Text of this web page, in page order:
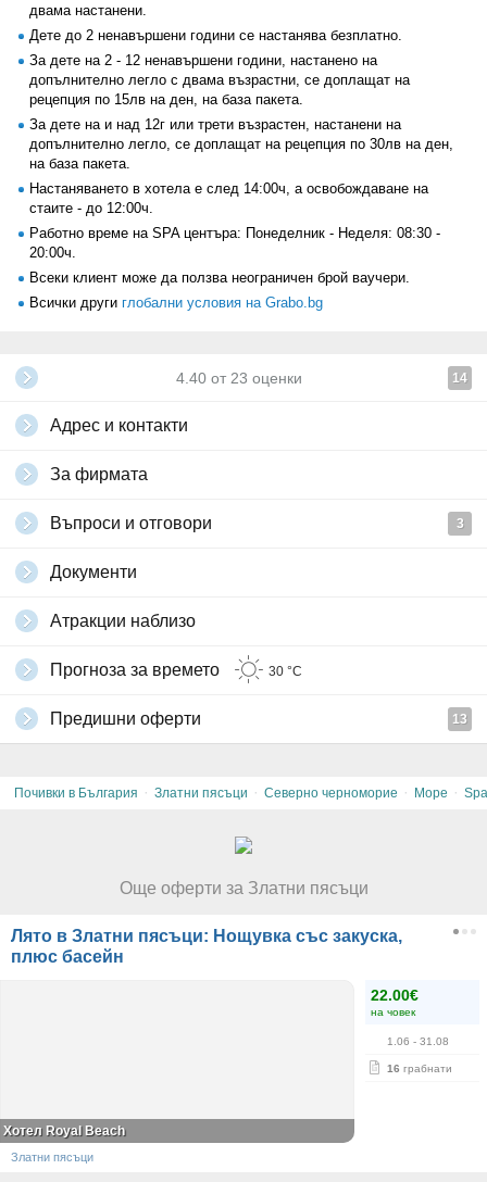
двама настанени.
Дете до 2 ненавършени години се настанява безплатно.
За дете на 2 - 12 ненавършени години, настанено на
допълнително легло с двама възрастни, се доплащат на
рецепция по 15лв на ден, на база пакета.
За дете на и над 12г или трети възрастен, настанени на
допълнително легло, се доплащат на рецепция по 30лв на ден,
на база пакета.
Настаняването в хотела е след 14:00ч, а освобождаване на
стаите - до 12:00ч.
Работно време на SPA центъра: Понеделник - Неделя: 08:30 -
20:00ч.
Всеки клиент може да ползва неограничен брой ваучери.
Всички други глобални условия на Grabo.bg
4.40 от 23 оценки 14
Адрес и контакти
За фирмата
Въпроси и отговори 3
Документи
Атракции наблизо
Прогноза за времето 30 °C
Предишни оферти 13
Почивки в България · Златни пясъци · Северно черноморие · Море · Spa
Още оферти за Златни пясъци
Лято в Златни пясъци: Нощувка със закуска,
плюс басейн
22.00€
на човек
1.06 - 31.08
16 грабнати
Хотел Royal Beach
Златни пясъци